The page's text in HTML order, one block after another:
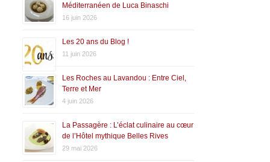
Méditerranéen de Luca Binaschi
16 juin 2026
Les 20 ans du Blog !
11 juin 2026
Les Roches au Lavandou : Entre Ciel,
Terre et Mer
4 juin 2026
La Passagère : L’éclat culinaire au cœur
de l’Hôtel mythique Belles Rives
29 mai 2026